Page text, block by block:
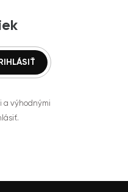
a výhodnými